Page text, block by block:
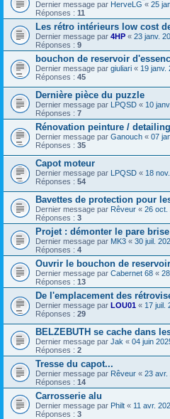
Dernier message par HerveLG « 25
Réponses : 11
Les rétro intérieurs low cost
Dernier message par 4HP « 23 janv.
Réponses : 9
bouchon de reservoir
Dernier message par giuliari « 19 janv.
Réponses : 45
Dernière pièce du puzzle
Dernier message par LPQSD « 10
Réponses : 7
Rénovation peinture / detailing
Dernier message par Ganouch « 07
Réponses : 35
Capot moteur
Dernier message par LPQSD « 18
Réponses : 54
Bavettes de protection pour
Dernier message par Rêveur « 26 oct.
Réponses : 3
Projet : démonter le pare
Dernier message par MK3 « 30 juil.
Réponses : 4
Ouvrir le bouchon de
Dernier message par Cabernet 68 «
Réponses : 13
De l'emplacement des
Dernier message par LOU01 « 17 juil.
Réponses : 29
BELZEBUTH se cache dans
Dernier message par Jak « 04 juin
Réponses : 2
Tresse du capot...
Dernier message par Rêveur « 23 avr.
Réponses : 14
Carrosserie alu
Dernier message par Philt « 11 avr.
Réponses : 3